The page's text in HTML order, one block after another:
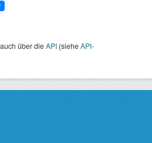
über dieAPI (sieheAPI-